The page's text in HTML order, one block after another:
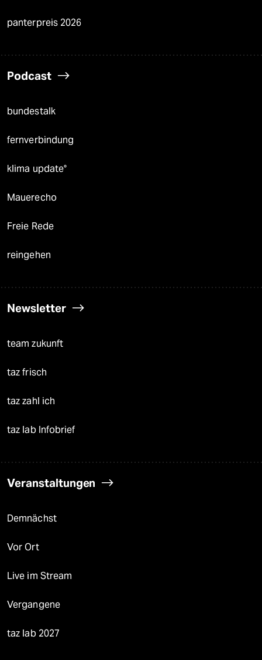
panterpreis 2026
Podcast
bundestalk
fernverbindung
klima update°
Mauerecho
Freie Rede
reingehen
Newsletter
team zukunft
taz frisch
taz zahl ich
taz lab Infobrief
Veranstaltungen
Demnächst
Vor Ort
Live im Stream
Vergangene
taz lab 2027